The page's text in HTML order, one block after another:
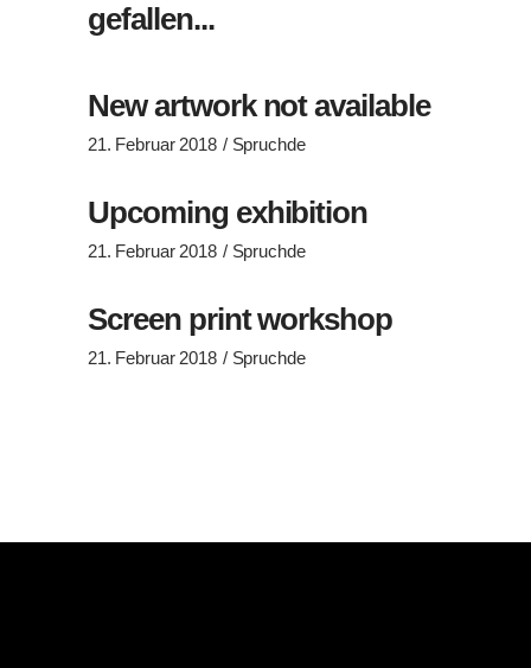
gefallen...
New artwork not available
21. Februar 2018 Spruchde
Upcoming exhibition
21. Februar 2018 Spruchde
Screen print workshop
21. Februar 2018 Spruchde